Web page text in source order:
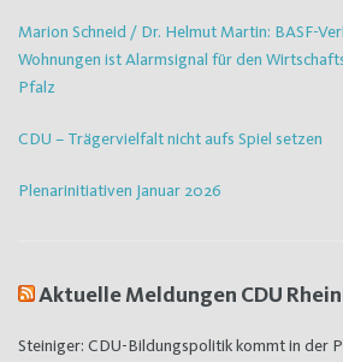
Marion Schneid / Dr. Helmut Martin: BASF-
Wohnungen ist Alarmsignal für den
Pfalz
CDU – Trägervielfalt nicht aufs Spiel setzen
Plenarinitiativen Januar 2026
Aktuelle Meldungen CDU
Steiniger: CDU-Bildungspolitik kommt in der